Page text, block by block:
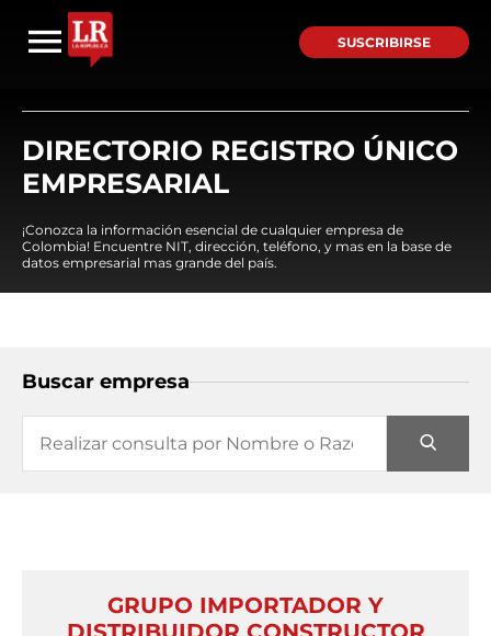
SUSCRIBIRSE
DIRECTORIO REGISTRO ÚNICO
EMPRESARIAL
¡Conozca la información esencial de cualquier empresa de
Colombia! Encuentre NIT, dirección, teléfono, y mas en la base de
datos empresarial mas grande del país.
Buscar empresa
GRUPO IMPORTADOR Y